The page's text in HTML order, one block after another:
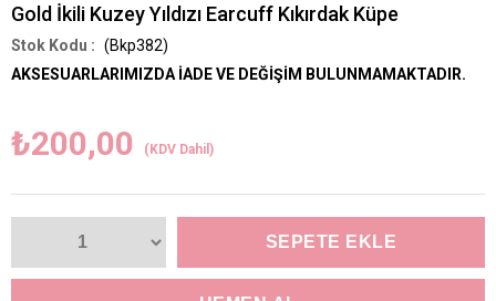
Gold İkili Kuzey Yıldızı Earcuff Kıkırdak Küpe
(Bkp382)
AKSESUARLARIMIZDA İADE VE DEĞİŞİM BULUNMAMAKTADIR.
₺200,00 (KDV Dahil)